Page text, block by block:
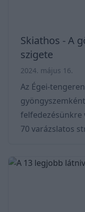
Skiathos - A
szigete
2024. május 16.
Az Égei-
felfedezésünkre
70 varázslatos
kapcsolódni.
hogy vajon hol